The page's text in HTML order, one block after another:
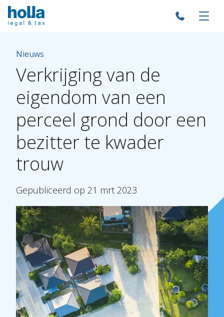
Nieuws
Verkrijgingvan de
eigendom van een
perceel grond door een
bezitter te kwader
trouw
Gepubliceerd op 21 mrt 2023